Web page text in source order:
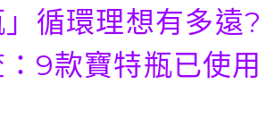
」循環理想有多遠?
9款寶特瓶已使用